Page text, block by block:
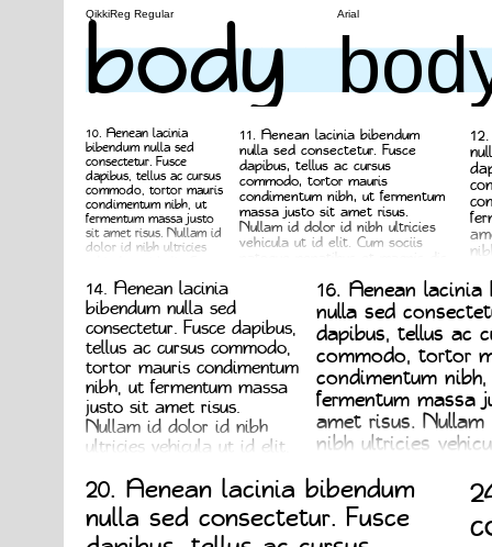
body
QikkiReg Regular Arial
10. Aenean lacinia
bibendum nulla sed
consectetur. Fusce
dapibus, tellus ac cursus
commodo, tortor mauris
condimentum nibh, ut
fermentum massa justo
sit amet risus. Nullam id
dolor id nibh ultricies
penatibus et magnis dis
parturient montes,
nascetur ridiculus mus.
Nulla vitae elit libero, a
pharetra augue.
11. Aenean lacinia bibendum
nulla sed consectetur. Fusce
dapibus, tellus ac cursus
commodo, tortor mauris
condimentum nibh, ut fermentum
massa justo sit amet risus.
Nullam id dolor id nibh ultricies
vehicula ut id elit. Cum sociis
ridiculus mus. Nulla vitae elit
libero, a pharetra augue.
12.
et
14. Aenean lacinia
bibendum nulla sed
consectetur. Fusce dapibus,
tellus ac cursus commodo,
tortor mauris condimentum
nibh, ut fermentum massa
justo sit amet risus.
Nullam id dolor id nibh
ultricies vehicula ut id elit.
penatibus et magnis dis
parturient montes,
nascetur ridiculus mus.
16. Aenean lacinia
nulla sed
dapibus, tellus ac
commodo, tortor
condimentum
fermentum massa
amet risus.
nibh ultricies
et magnis dis
montes, nascetur
Nulla vitae elit
20. Aenean lacinia bibendum
nulla sed consectetur. Fusce